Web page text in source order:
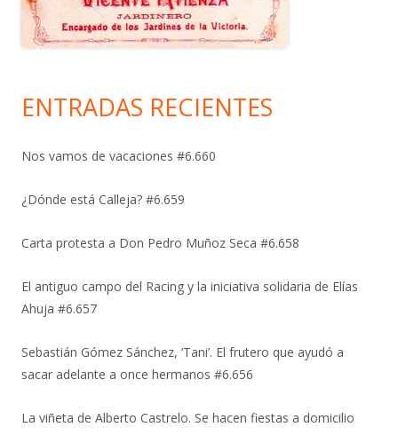
ENTRADAS RECIENTES
Nos vamos de vacaciones #6.660
¿Dónde está Calleja? #6.659
Carta protesta a Don Pedro Muñoz Seca #6.658
El antiguo campo del Racing y la iniciativa solidaria de Elías
Ahuja #6.657
Sebastián Gómez Sánchez, ‘Tani’. El frutero que ayudó a
sacar adelante a once hermanos #6.656
La viñeta de Alberto Castrelo. Se hacen fiestas a domicilio